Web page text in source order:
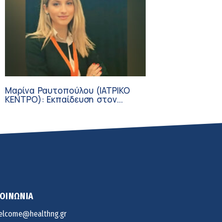
Μαρίνα Ραυτοπούλου (ΙΑΤΡΙΚΟ
ΚΕΝΤΡΟ): Εκπαίδευση στον